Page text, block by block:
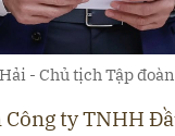
- Chủ tịch Tập
ty TNHH